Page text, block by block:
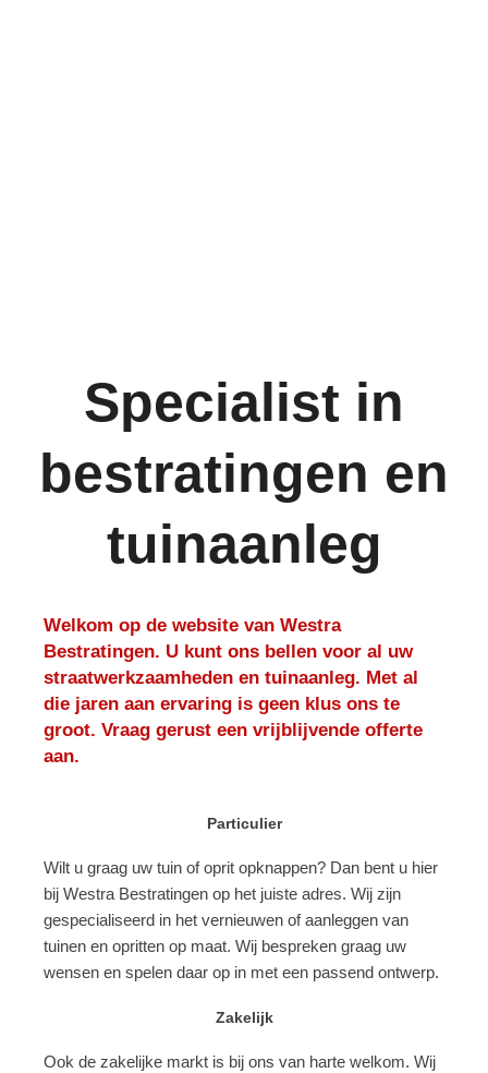
Specialist in
bestratingen en
tuinaanleg
Welkom op de website van Westra
Bestratingen. U kunt ons bellen voor al uw
straatwerkzaamheden en tuinaanleg. Met al
die jaren aan ervaring is geen klus ons te
groot. Vraag gerust een vrijblijvende offerte
aan.
Particulier
Wilt u graag uw tuin of oprit opknappen? Dan bent u hier
bij Westra Bestratingen op het juiste adres. Wij zijn
gespecialiseerd in het vernieuwen of aanleggen van
tuinen en opritten op maat. Wij bespreken graag uw
wensen en spelen daar op in met een passend ontwerp.
Zakelijk
Ook de zakelijke markt is bij ons van harte welkom. Wij